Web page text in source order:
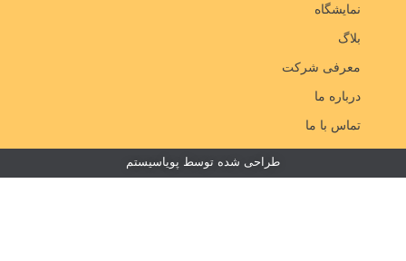
نمایشگاه
بلاگ
معرفی شرکت
درباره ما
تماس با ما
طراحی شده توسط پویاسیستم